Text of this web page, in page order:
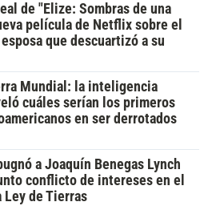
de "Elize: Sombras de una
película de Netflix sobre el
que descuartizó a su
Mundial: la inteligencia
cuáles serían los primeros
en ser derrotados
a Joaquín Benegas Lynch
conflicto de intereses en el
Ley de Tierras